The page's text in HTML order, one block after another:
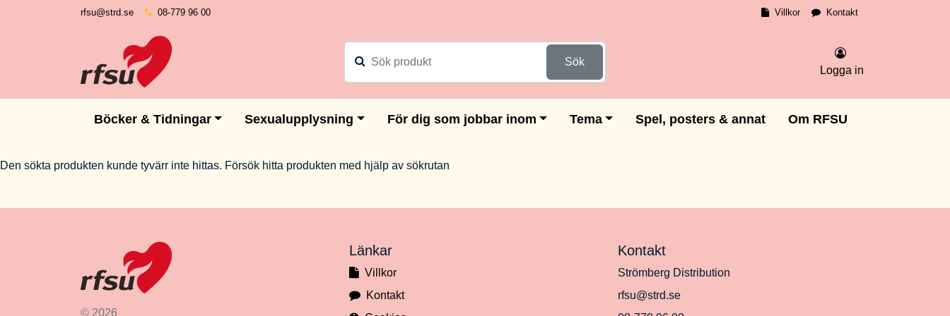
rfsu@strd.se 08-779 96 00 Villkor Kontakt
Sök
Logga in
Böcker & Tidningar Sexualupplysning För dig som jobbar inom Tema Spel, posters & annat Om RFSU
Den sökta produkten kunde tyvärr inte hittas. Försök hitta produkten med hjälp av sökrutan
© 2026
Länkar
Villkor
Kontakt
Kontakt
Strömberg Distribution
rfsu@strd.se